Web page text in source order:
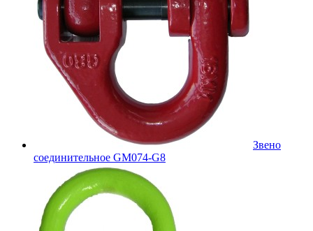
Звено
соединительное GM074-G8